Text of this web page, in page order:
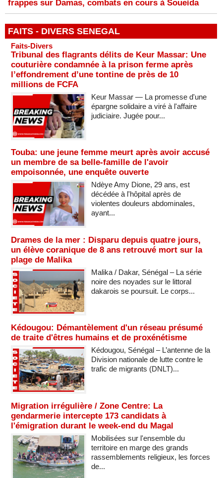
frappes sur Damas, combats en cours à Soueida
FAITS - DIVERS SENEGAL
Faits-Divers
Tribunal des flagrants délits de Keur Massar: Une
couturière condamnée à la prison ferme après
l’effondrement d’une tontine de près de 10
millions de FCFA
Keur Massar — La promesse d'une
épargne solidaire a viré à l'affaire
judiciaire. Jugée pour...
Touba: une jeune femme meurt après avoir accusé
un membre de sa belle-famille de l'avoir
empoisonnée, une enquête ouverte
Ndèye Amy Dione, 29 ans, est
décédée à l'hôpital après de
violentes douleurs abdominales,
ayant...
Drames de la mer : Disparu depuis quatre jours,
un élève coranique de 8 ans retrouvé mort sur la
plage de Malika
Malika / Dakar, Sénégal – La série
noire des noyades sur le littoral
dakarois se poursuit. Le corps...
Kédougou: Démantèlement d'un réseau présumé
de traite d'êtres humains et de proxénétisme
Kédougou, Sénégal – L’antenne de la
Division nationale de lutte contre le
trafic de migrants (DNLT)...
Migration irrégulière / Zone Centre: La
gendarmerie intercepte 173 candidats à
l'émigration durant le week-end du Magal
Mobilisées sur l'ensemble du
territoire en marge des grands
rassemblements religieux, les forces
de...